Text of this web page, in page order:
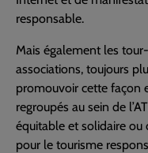
responsable.
Mais également les
associations, toujours
promouvoir cette façon
regroupés au sein de
équitable et solidaire ou
pour le tourisme